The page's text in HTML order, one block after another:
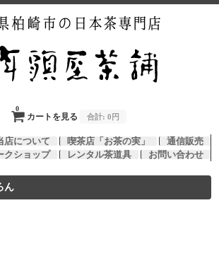
カートを見る
0
合計: 0円
店について 喫茶店「お茶の実」
通信販売
クショップ レンタル茶道具 お問い合わせ
ん